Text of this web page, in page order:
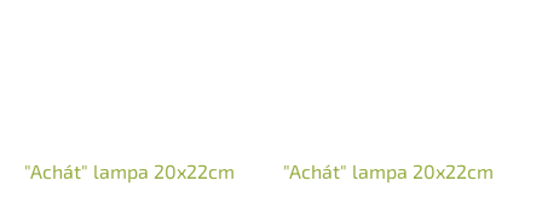
"Achát" lampa 20x22cm "Achát" lampa 20x22cm